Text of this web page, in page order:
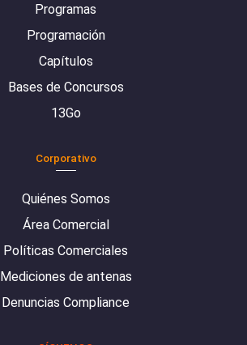
Programas
Programación
Capítulos
Bases de Concursos
13Go
Corporativo
Quiénes Somos
Área Comercial
Políticas Comerciales
Mediciones de antenas
Denuncias Compliance